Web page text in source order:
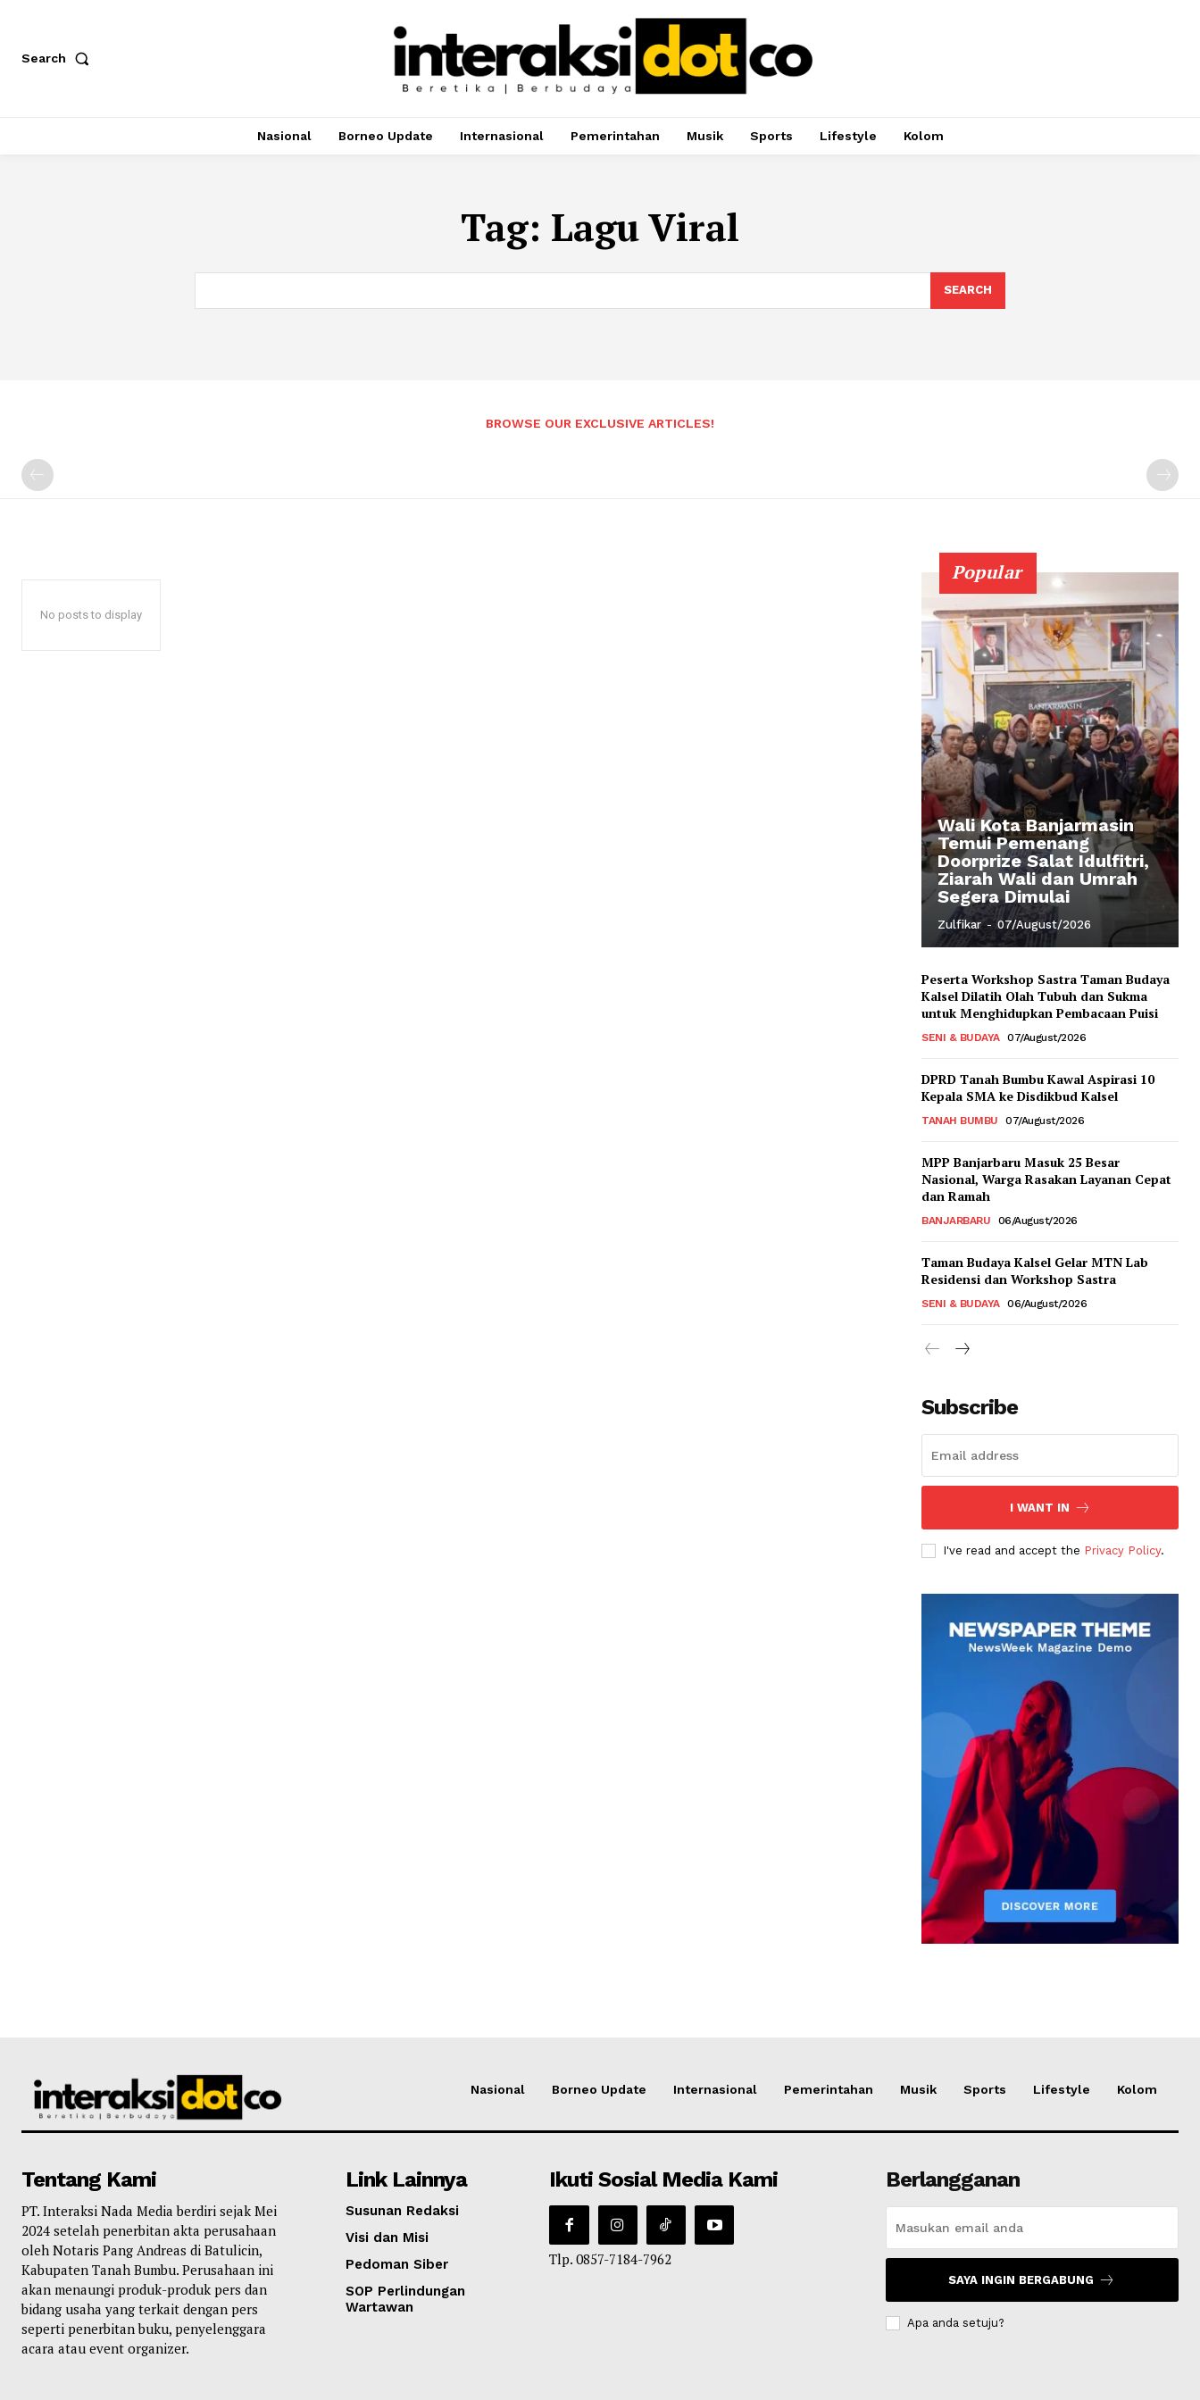
Search
Nasional Borneo Update Internasional Pemerintahan Musik Sports Lifestyle Kolom
Tag: Lagu Viral
SEARCH
BROWSE OUR EXCLUSIVE ARTICLES!
No posts to display
Popular
Wali Kota Banjarmasin
Temui Pemenang
Doorprize Salat Idulfitri,
Ziarah Wali dan Umrah
Segera Dimulai
Zulfikar - 07/August/2026
Peserta Workshop Sastra Taman Budaya
Kalsel Dilatih Olah Tubuh dan Sukma
untuk Menghidupkan Pembacaan Puisi
SENI & BUDAYA 07/August/2026
DPRD Tanah Bumbu Kawal Aspirasi 10
Kepala SMA ke Disdikbud Kalsel
TANAH BUMBU 07/August/2026
MPP Banjarbaru Masuk 25 Besar
Nasional, Warga Rasakan Layanan Cepat
dan Ramah
BANJARBARU 06/August/2026
Taman Budaya Kalsel Gelar MTN Lab
Residensi dan Workshop Sastra
SENI & BUDAYA 06/August/2026
Subscribe
I WANT IN
I've read and accept the Privacy Policy.
Nasional Borneo Update Internasional Pemerintahan Musik Sports Lifestyle Kolom
Tentang Kami
PT. Interaksi Nada Media berdiri sejak Mei
2024 setelah penerbitan akta perusahaan
oleh Notaris Pang Andreas di Batulicin,
Kabupaten Tanah Bumbu. Perusahaan ini
akan menaungi produk-produk pers dan
bidang usaha yang terkait dengan pers
seperti penerbitan buku, penyelenggara
acara atau event organizer.
Link Lainnya
Susunan Redaksi
Visi dan Misi
Pedoman Siber
SOP Perlindungan
Wartawan
Ikuti Sosial Media Kami
Tlp. 0857-7184-7962
Berlangganan
SAYA INGIN BERGABUNG
Apa anda setuju?